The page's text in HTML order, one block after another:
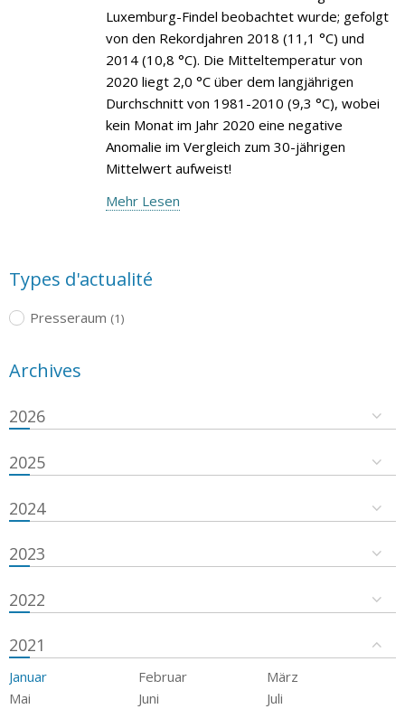
Luxemburg-Findel beobachtet wurde; gefolgt
von den Rekordjahren 2018 (11,1 °C) und
2014 (10,8 °C). Die Mitteltemperatur von
2020 liegt 2,0 °C über dem langjährigen
Durchschnitt von 1981-2010 (9,3 °C), wobei
kein Monat im Jahr 2020 eine negative
Anomalie im Vergleich zum 30-jährigen
Mittelwert aufweist!
Mehr Lesen
Types d'actualité
Presseraum (1)
Archives
2026
2025
2024
2023
2022
2021
Januar Februar
März
Mai
Juni
Juli